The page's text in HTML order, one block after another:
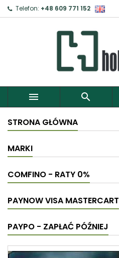
Telefon: +48 609 771 152
 
STRONA GŁÓWNA
MARKI
COMFINO - RATY 0%
PAYNOW VISA MASTERCART
PAYPO - ZAPŁAĆ PÓŹNIEJ